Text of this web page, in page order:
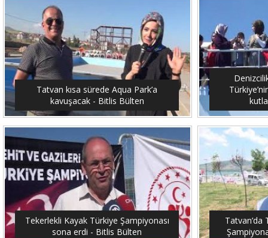
Tatvan kısa sürede Aqua Park’a
kavuşacak - Bitlis Bülten
Tekerlekli Kayak Türkiye Şampiyonası
sona erdi - Bitlis Bülten
Tatvan’da